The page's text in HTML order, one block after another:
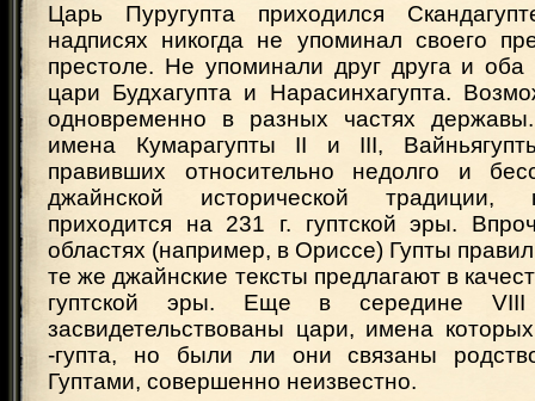
Царь Пуругупта приходился
надписях никогда не упоминал своего
престоле. Не упоминали друг друга и
цари Будхагупта и Нарасинхагупта.
одновременно в разных частях
имена Кумарагупты II и III,
правивших относительно недолго и
джайнской исторической традиции,
приходится на 231 г. гуптской эры.
областях (например, в Ориссе) Гупты
те же джайнские тексты предлагают в
гуптской эры. Еще в середине
засвидетельствованы цари, имена
-гупта, но были ли они связаны
Гуптами, совершенно неизвестно.